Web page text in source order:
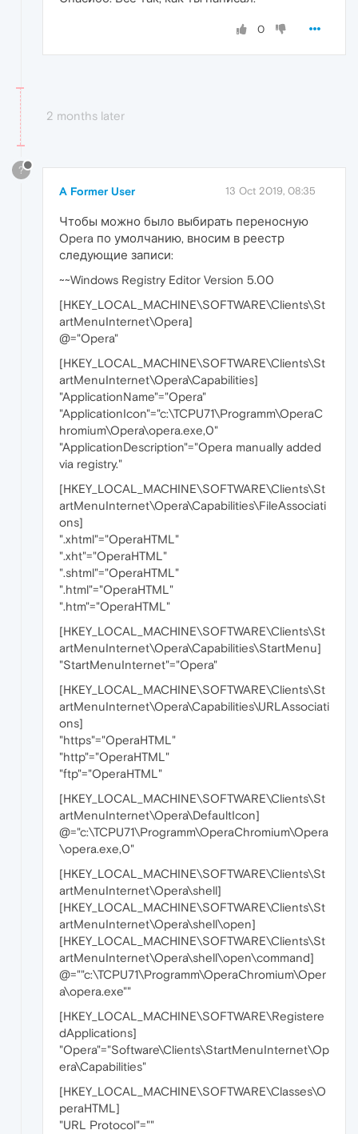
0
2 months later
?
A Former User 13 Oct 2019, 08:35
Чтобы можно было выбирать переносную
Opera по умолчанию, вносим в реестр
следующие записи:
~~Windows Registry Editor Version 5.00
[HKEY_LOCAL_MACHINE\SOFTWARE\Clients\St
artMenuInternet\Opera]
@="Opera"
[HKEY_LOCAL_MACHINE\SOFTWARE\Clients\St
artMenuInternet\Opera\Capabilities]
"ApplicationName"="Opera"
"ApplicationIcon"="c:\TCPU71\Programm\OperaC
hromium\Opera\opera.exe,0"
"ApplicationDescription"="Opera manually added
via registry."
[HKEY_LOCAL_MACHINE\SOFTWARE\Clients\St
artMenuInternet\Opera\Capabilities\FileAssociati
ons]
".xhtml"="OperaHTML"
".xht"="OperaHTML"
".shtml"="OperaHTML"
".html"="OperaHTML"
".htm"="OperaHTML"
[HKEY_LOCAL_MACHINE\SOFTWARE\Clients\St
artMenuInternet\Opera\Capabilities\StartMenu]
"StartMenuInternet"="Opera"
[HKEY_LOCAL_MACHINE\SOFTWARE\Clients\St
artMenuInternet\Opera\Capabilities\URLAssociati
ons]
"https"="OperaHTML"
"http"="OperaHTML"
"ftp"="OperaHTML"
[HKEY_LOCAL_MACHINE\SOFTWARE\Clients\St
artMenuInternet\Opera\DefaultIcon]
@="c:\TCPU71\Programm\OperaChromium\Opera
\opera.exe,0"
[HKEY_LOCAL_MACHINE\SOFTWARE\Clients\St
artMenuInternet\Opera\shell]
[HKEY_LOCAL_MACHINE\SOFTWARE\Clients\St
artMenuInternet\Opera\shell\open]
[HKEY_LOCAL_MACHINE\SOFTWARE\Clients\St
artMenuInternet\Opera\shell\open\command]
@=""c:\TCPU71\Programm\OperaChromium\Oper
a\opera.exe""
[HKEY_LOCAL_MACHINE\SOFTWARE\Registere
dApplications]
"Opera"="Software\Clients\StartMenuInternet\Op
era\Capabilities"
[HKEY_LOCAL_MACHINE\SOFTWARE\Classes\O
peraHTML]
"URL Protocol"=""